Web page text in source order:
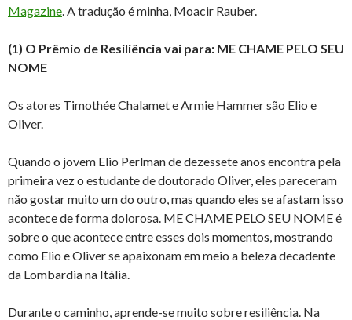
Magazine. A tradução é minha, Moacir Rauber.
(1) O Prêmio de Resiliência vai para: ME CHAME PELO SEU
NOME
Os atores Timothée Chalamet e Armie Hammer são Elio e
Oliver.
Quando o jovem Elio Perlman de dezessete anos encontra pela
primeira vez o estudante de doutorado Oliver, eles pareceram
não gostar muito um do outro, mas quando eles se afastam isso
acontece de forma dolorosa. ME CHAME PELO SEU NOME é
sobre o que acontece entre esses dois momentos, mostrando
como Elio e Oliver se apaixonam em meio a beleza decadente
da Lombardia na Itália.
Durante o caminho, aprende-se muito sobre resiliência. Na